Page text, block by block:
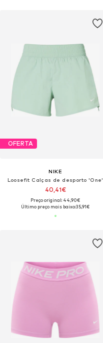
OFERTA
NIKE
Loosefit Calças de desporto 'One'
40,41€
Preço original: 44,90€
Último preço mais baixo:35,91€